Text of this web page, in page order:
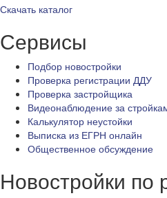
Скачать каталог
Сервисы
Подбор новостройки
Проверка регистрации ДДУ
Проверка застройщика
Видеонаблюдение за
Калькулятор неустойки
Выписка из ЕГРН онлайн
Общественное обсуждение
Новостройки по